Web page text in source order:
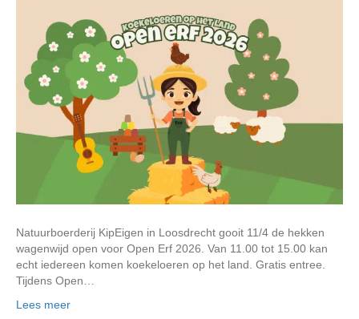
Natuurboerderij KipEigen in Loosdrecht gooit 11/4 de hekken
wagenwijd open voor Open Erf 2026. Van 11.00 tot 15.00 kan
echt iedereen komen koekeloeren op het land. Gratis entree.
Tijdens Open…
Lees meer